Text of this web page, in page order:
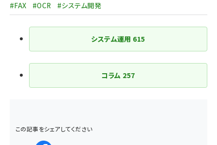
り
#FAX #OCR #システム開発
システム運用 615
コラム 257
この記事をシェアしてください